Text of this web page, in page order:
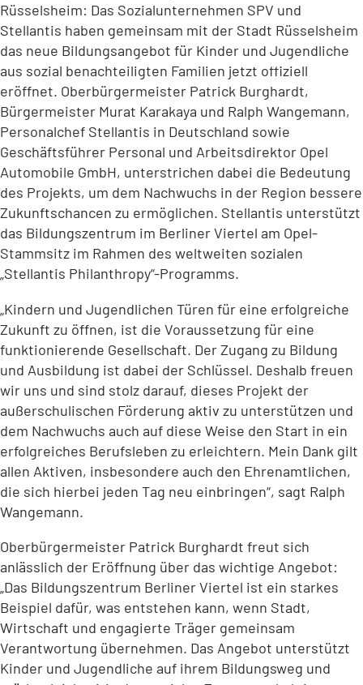
Rüsselsheim: Das Sozialunternehmen SPV und
Stellantis haben gemeinsam mit der Stadt Rüsselsheim
das neue Bildungsangebot für Kinder und Jugendliche
aus sozial benachteiligten Familien jetzt offiziell
eröffnet. Oberbürgermeister Patrick Burghardt,
Bürgermeister Murat Karakaya und Ralph Wangemann,
Personalchef Stellantis in Deutschland sowie
Geschäftsführer Personal und Arbeitsdirektor Opel
Automobile GmbH, unterstrichen dabei die Bedeutung
des Projekts, um dem Nachwuchs in der Region bessere
Zukunftschancen zu ermöglichen. Stellantis unterstützt
das Bildungszentrum im Berliner Viertel am Opel-
Stammsitz im Rahmen des weltweiten sozialen
„Stellantis Philanthropy“-Programms.
„Kindern und Jugendlichen Türen für eine erfolgreiche
Zukunft zu öffnen, ist die Voraussetzung für eine
funktionierende Gesellschaft. Der Zugang zu Bildung
und Ausbildung ist dabei der Schlüssel. Deshalb freuen
wir uns und sind stolz darauf, dieses Projekt der
außerschulischen Förderung aktiv zu unterstützen und
dem Nachwuchs auch auf diese Weise den Start in ein
erfolgreiches Berufsleben zu erleichtern. Mein Dank gilt
allen Aktiven, insbesondere auch den Ehrenamtlichen,
die sich hierbei jeden Tag neu einbringen“, sagt Ralph
Wangemann.
Oberbürgermeister Patrick Burghardt freut sich
anlässlich der Eröffnung über das wichtige Angebot:
„Das Bildungszentrum Berliner Viertel ist ein starkes
Beispiel dafür, was entstehen kann, wenn Stadt,
Wirtschaft und engagierte Träger gemeinsam
Verantwortung übernehmen. Das Angebot unterstützt
Kinder und Jugendliche auf ihrem Bildungsweg und